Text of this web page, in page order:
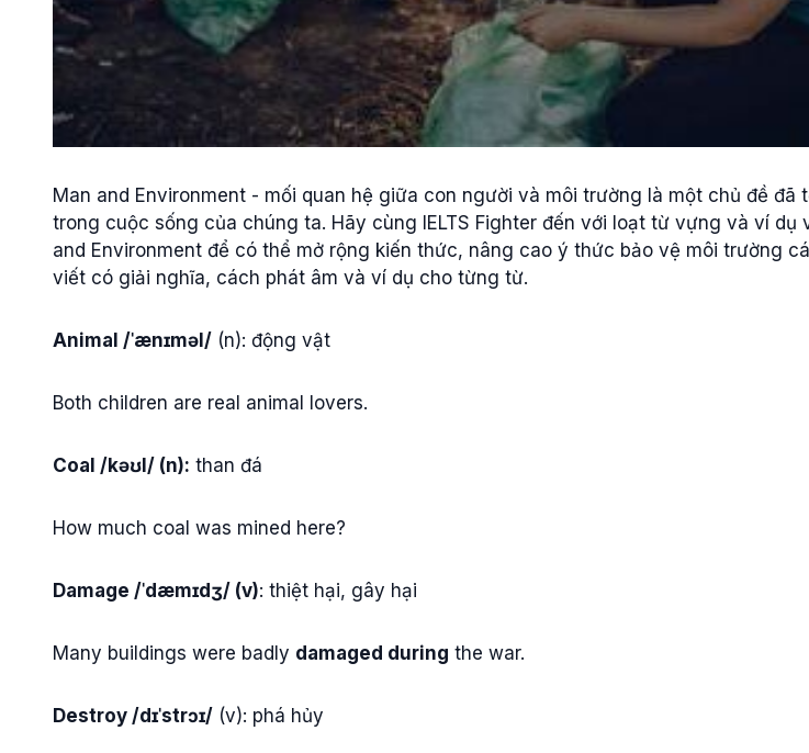
Man and Environment - mối quan hệ giữa con người và môi trường là một chủ đề đã
trong cuộc sống của chúng ta. Hãy cùng IELTS Fighter đến với loạt từ vựng và ví dụ
and Environment để có thể mở rộng kiến thức, nâng cao ý thức bảo vệ môi trường
viết có giải nghĩa, cách phát âm và ví dụ cho từng từ.
Animal /ˈænɪməl/ (n): động vật
Both children are real animal lovers.
Coal /kəʊl/ (n): than đá
How much coal was mined here?
Damage /ˈdæmɪdʒ/ (v): thiệt hại, gây hại
Many buildings were badly damaged during the war.
Destroy /dɪˈstrɔɪ/ (v): phá hủy